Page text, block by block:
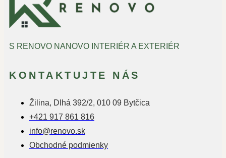
S RENOVO NANOVO INTERIÉR A EXTERIÉR
KONTAKTUJTE NÁS
Žilina, Dlhá 392/2, 010 09 Bytčica
+421 917 861 816
info@renovo.sk
Obchodné podmienky